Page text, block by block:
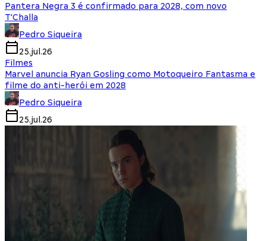
Pantera Negra 3 é confirmado para 2028, com novo
T'Challa
Pedro Siqueira
25.jul.26
Filmes
Marvel anuncia Ryan Gosling como Motoqueiro Fantasma e
filme do anti-herói em 2028
Pedro Siqueira
25.jul.26